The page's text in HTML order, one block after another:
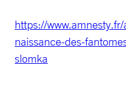
https://
naissance-des-
slomka